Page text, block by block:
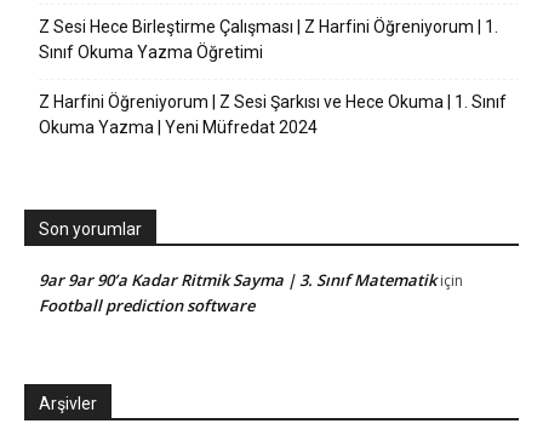
Z Sesi Hece Birleştirme Çalışması | Z Harfini Öğreniyorum | 1.
Sınıf Okuma Yazma Öğretimi
Z Harfini Öğreniyorum | Z Sesi Şarkısı ve Hece Okuma | 1. Sınıf
Okuma Yazma | Yeni Müfredat 2024
Son yorumlar
9ar 9ar 90’a Kadar Ritmik Sayma | 3. Sınıf Matematikiçin
Football prediction software
Arşivler